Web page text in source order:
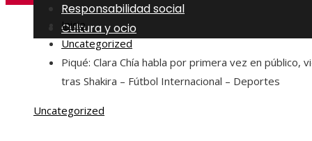
Responsabilidad social
Cultura y ocio
Inicio
Uncategorized
Piqué: Clara Chía habla por primera vez en público,
tras Shakira – Fútbol Internacional – Deportes
Uncategorized